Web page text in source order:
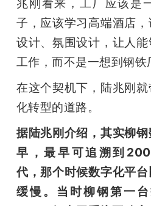
子，应该学习高端酒店
设计、氛围设计，让人
工作，而不是一想到钢铁
在这个契机下，陆兆刚
化转型的道路。
据陆兆刚介绍，其实柳
早，最早可追溯到
代，那个时候数字化平
缓慢。当时柳钢第一